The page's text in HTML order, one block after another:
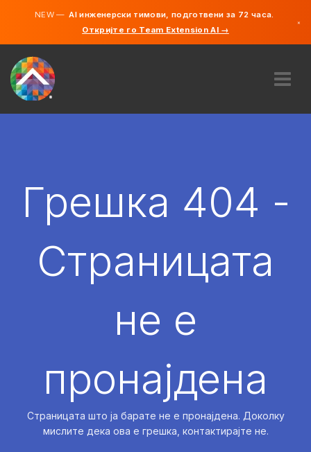
NEW —AI инженерски тимови, подготвени за 72 часа.
Откријте го Team Extension AI →
×
АНГАЖИРАЈ
Грешка 404 -
Страницата
не е
пронајдена
Страницата што ја барате не е пронајдена. Доколку
мислите дека ова е грешка, контактирајте не.